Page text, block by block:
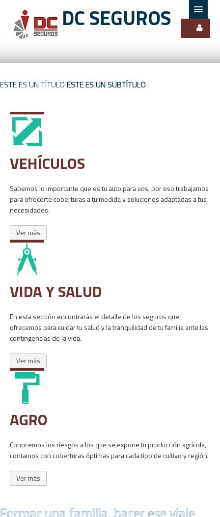
DC SEGUROS
BIENVENIDO
QUIENES SOMOS
PRODUCTOS
CONTACTO
ESTE ES UN TÍTULO ESTE ES UN SUBTÍTULO
VEHÍCULOS
Sabemos lo importante que es tu auto para vos, por eso trabajamos
para ofrecerte coberturas a tu medida y soluciones adaptadas a tus
necesidades.
Ver más
VIDA Y SALUD
En esta sección encontrarás el detalle de los seguros que
ofrecemos para cuidar tu salud y la tranquilidad de tu familia ante las
contingencias de la vida.
Ver más
AGRO
Conocemos los riesgos a los que se expone tu producción agrícola,
contamos con coberturas óptimas para cada tipo de cultivo y región.
Ver más
Formar una familia, hacer ese viaje